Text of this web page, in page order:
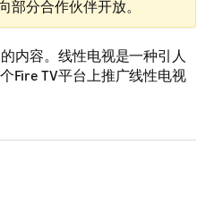
部分合作伙伴开放。
内容。线性电视是一种引人
Fire TV平台上推广线性电视